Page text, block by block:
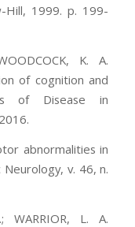
Hill, 1999. p. 199-
K. A.
of cognition and
of Disease in
abnormalities in
v. 46, n.
WARRIOR, L. A.